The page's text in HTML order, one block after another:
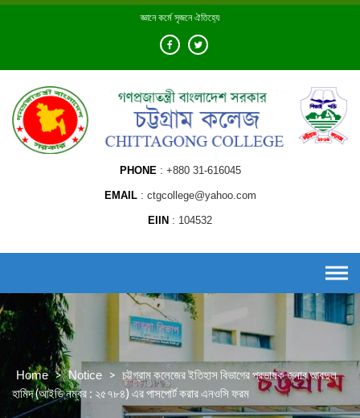
Skip
জ্ঞানে কর্মে সৃজনে ঐতিহ্যে
PHONE +880 31-616045
EMAIL ctgcollege@yahoo.com
EIIN 104532
Home > Notice > চট্টগ্রাম কলেজের ইতিহাস বিভাগের প্রভাষক জনাব আবদুল
হামিদ (আইডি নম্বর : ২৫৭৮৪) এর পাসপোর্ট করার এনওসি ফরম